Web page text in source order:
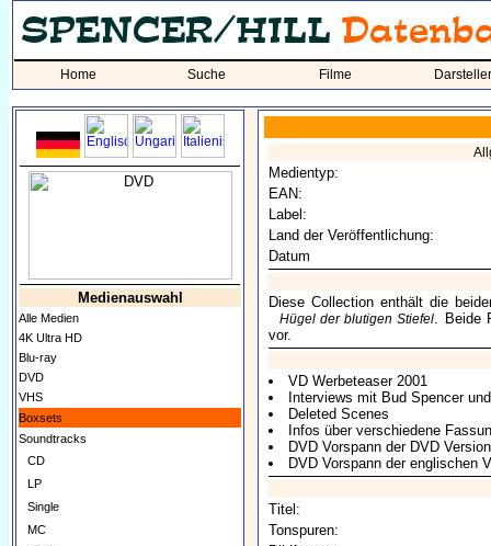
Home Suche Filme Darsteller
Medienauswahl
Alle Medien
4K Ultra HD
Blu-ray
DVD
VHS
Boxsets
Soundtracks
CD
LP
Single
MC
Medientyp:
EAN:
Label:
Land der Veröffentlichung:
Datum
Diese Collection enthält die
Hügel der blutigen Stiefel. Beide
vor.
VD Werbeteaser 2001
Interviews mit Bud Spencer
Deleted Scenes
Infos über verschiedene
DVD Vorspann der DVD
DVD Vorspann der englischen
Titel:
Tonspuren: